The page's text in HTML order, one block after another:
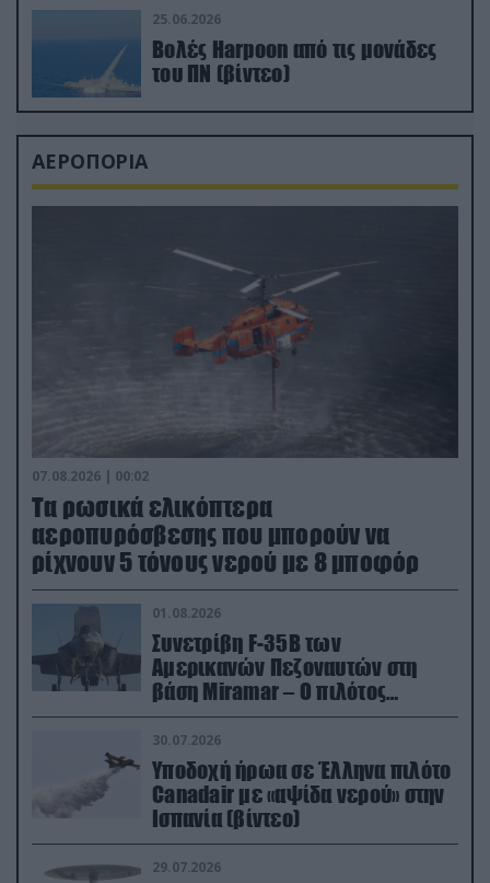
25.06.2026
Βολές Harpoon από τις μονάδες
του ΠΝ (βίντεο)
ΑΕΡΟΠΟΡΙΑ
07.08.2026 | 00:02
Τα ρωσικά ελικόπτερα
αεροπυρόσβεσης που μπορούν να
ρίχνουν 5 τόνους νερού με 8 μποφόρ
01.08.2026
Συνετρίβη F-35B των
Αμερικανών Πεζοναυτών στη
βάση Miramar – Ο πιλότος
εκτινάχθηκε εγκαίρως
30.07.2026
Υποδοχή ήρωα σε Έλληνα πιλότο
Canadair με «αψίδα νερού» στην
Ισπανία (βίντεο)
29.07.2026